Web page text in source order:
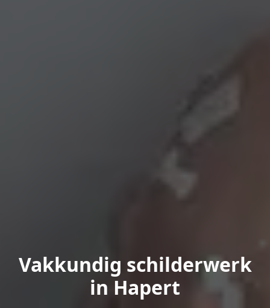
Vakkundig schilderwerk
in Hapert